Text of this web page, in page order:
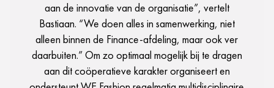
aan de innovatie van de organisatie”, vertelt
Bastiaan. “We doen alles in samenwerking, niet
alleen binnen de Finance-afdeling, maar ook ver
daarbuiten.” Om zo optimaal mogelijk bij te dragen
aan dit coöperatieve karakter organiseert en